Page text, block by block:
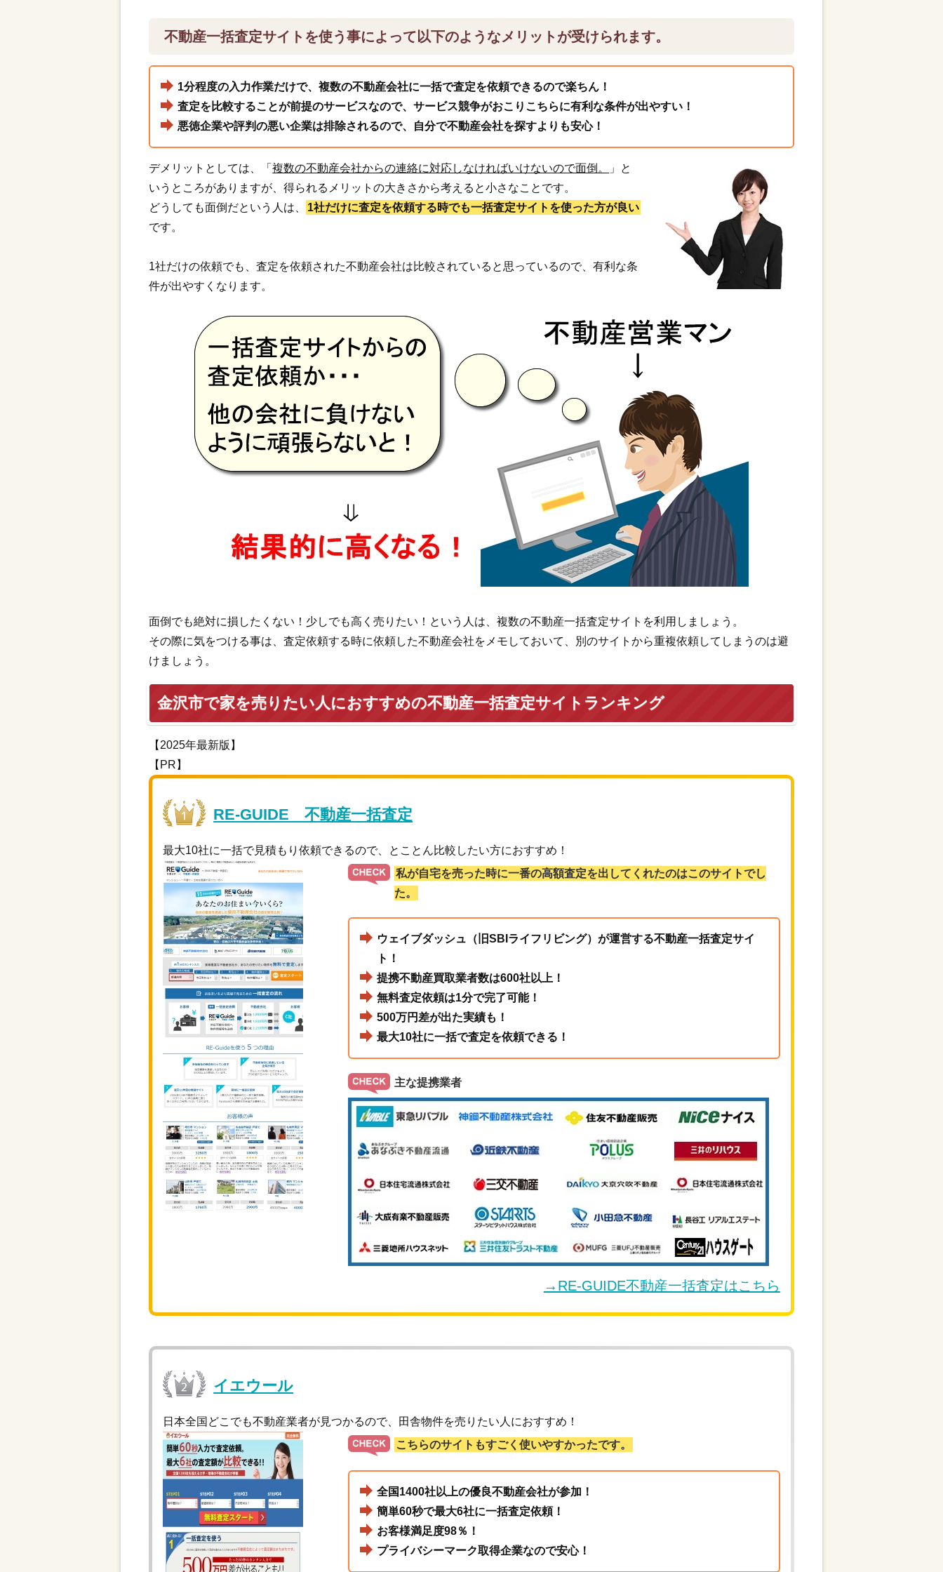
不動産一括査定サイトを使う事によって以下のようなメリットが受けられます。
1分程度の入力作業だけで、複数の不動産会社に一括で査定を依頼できるので楽ちん！
査定を比較することが前提のサービスなので、サービス競争がおこりこちらに有利な条件が出やすい！
悪徳企業や評判の悪い企業は排除されるので、自分で不動産会社を探すよりも安心！
デメリットとしては、「複数の不動産会社からの連絡に対応しなければいけないので面倒。
」と
いうところがありますが、得られるメリットの大きさから考えると小さなことです。
どうしても面倒だという人は、
1社だけに査定を依頼する時でも一括査定サイトを使った方が良い
です。
1社だけの依頼でも、査定を依頼された不動産会社は比較されていると思っているので、有利な条
件が出やすくなります。
面倒でも絶対に損したくない！少しでも高く売りたい！という人は、複数の不動産一括査定サイトを利用しましょう。
その際に気をつける事は、査定依頼する時に依頼した不動産会社をメモしておいて、別のサイトから重複依頼してしまうのは避
けましょう。
金沢市で家を売りたい人におすすめの不動産一括査定サイトランキング
【2025年最新版】
【PR】
RE-GUIDE 不動産一括査定
最大10社に一括で見積もり依頼できるので、とことん比較したい方におすすめ！
私が自宅を売った時に一番の高額査定を出してくれたのはこのサイトでし
た。
ウェイブダッシュ（旧SBIライフリビング）が運営する不動産一括査定サイ
ト！
提携不動産買取業者数は600社以上！
無料査定依頼は1分で完了可能！
500万円差が出た実績も！
最大10社に一括で査定を依頼できる！
主な提携業者
→RE-GUIDE不動産一括査定はこちら
イエウール
日本全国どこでも不動産業者が見つかるので、田舎物件を売りたい人におすすめ！
こちらのサイトもすごく使いやすかったです。
全国1400社以上の優良不動産会社が参加！
簡単60秒で最大6社に一括査定依頼！
お客様満足度98％！
プライバシーマーク取得企業なので安心！